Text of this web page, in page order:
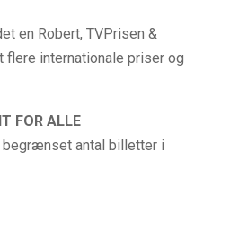
en Robert, TVPrisen &
flere internationale priser og
FOR ALLE
antal billetter i